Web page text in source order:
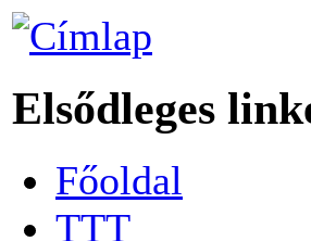
Elsődleges
Főoldal
TTT